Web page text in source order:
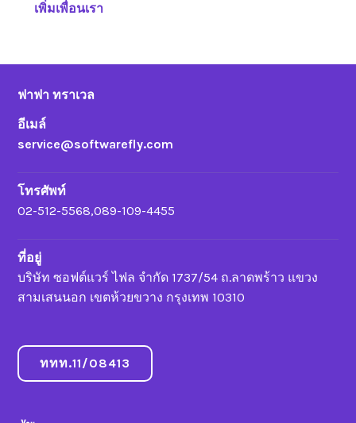
เพิ่มเพื่อนเรา
ฟาฟา ทราเวล
อีเมล์
service@softwarefly.com
โทรศัพท์
02-512-5568,089-109-4455
ที่อยู่
บริษัท ซอฟต์แวร์ ไฟล จำกัด 1737/54 ถ.ลาดพร้าว แขวง
สามเสนนอก เขตห้วยขวาง กรุงเทพ 10310
ททท.11/08413